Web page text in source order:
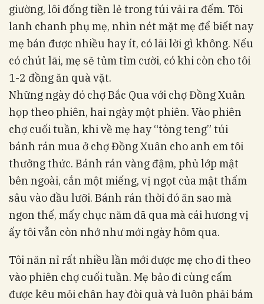
giường, lôi đống tiền lẻ trong túi vải ra đếm. Tôi
lanh chanh phụ mẹ, nhìn nét mặt mẹ để biết nay
mẹ bán được nhiều hay ít, có lãi lời gì không. Nếu
có chút lãi, mẹ sẽ tủm tỉm cười, có khi còn cho tôi
1-2 đồng ăn quà vặt.
Những ngày đó chợ Bắc Qua với chợ Đồng Xuân
họp theo phiên, hai ngày một phiên. Vào phiên
chợ cuối tuần, khi về mẹ hay “tòng teng” túi
bánh rán mua ở chợ Đồng Xuân cho anh em tôi
thưởng thức. Bánh rán vàng đậm, phủ lớp mật
bên ngoài, cắn một miếng, vị ngọt của mật thấm
sâu vào đầu lưỡi. Bánh rán thời đó ăn sao mà
ngon thế, mấy chục năm đã qua mà cái hương vị
ấy tôi vẫn còn nhớ như mới ngày hôm qua.
Tôi năn nỉ rất nhiều lần mới được mẹ cho đi theo
vào phiên chợ cuối tuần. Mẹ bảo đi cùng cấm
được kêu mỏi chân hay đòi quà và luôn phải bám